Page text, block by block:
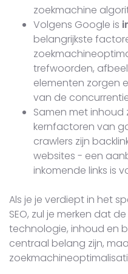
zoekmachine
Volgens Google is
belangrijkste
trefwoorden,
elementen zorgen
van de
Samen met inhoud
kernfactoren van
crawlers zijn
websites - een
inkomende links is
Als je je verdiept in het
SEO, zul je merken dat
technologie, inhoud en
centraal belang zijn,